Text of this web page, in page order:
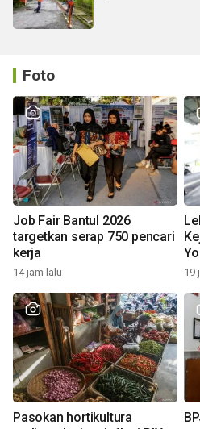
Foto
Job Fair Bantul 2026
targetkan serap 750 pencari
kerja
14 jam lalu 19
Pasokan hortikultura